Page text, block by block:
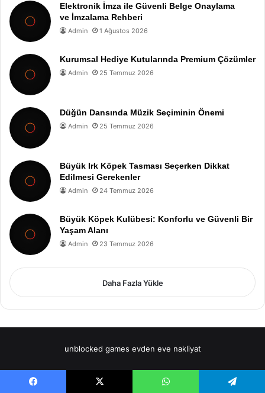
Elektronik İmza ile Güvenli Belge Onaylama
ve İmzalama Rehberi
Admin 1 Ağustos 2026
Kurumsal Hediye Kutularında Premium Çözümler
Admin 25 Temmuz 2026
Düğün Dansında Müzik Seçiminin Önemi
Admin 25 Temmuz 2026
Büyük Irk Köpek Tasması Seçerken Dikkat
Edilmesi Gerekenler
Admin 24 Temmuz 2026
Büyük Köpek Kulübesi: Konforlu ve Güvenli Bir
Yaşam Alanı
Admin 23 Temmuz 2026
Daha Fazla Yükle
unblocked games evden eve nakliyat